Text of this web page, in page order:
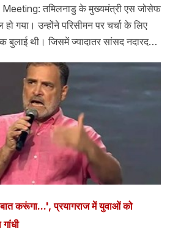
तमिलनाडु के मुख्यमंत्री एस जोसेफ
गया। उन्होंने परिसीमन पर चर्चा के लिए
बुलाई थी। जिसमें ज्यादातर सांसद नदारद
करूंगा...', प्रयागराज में युवाओं को